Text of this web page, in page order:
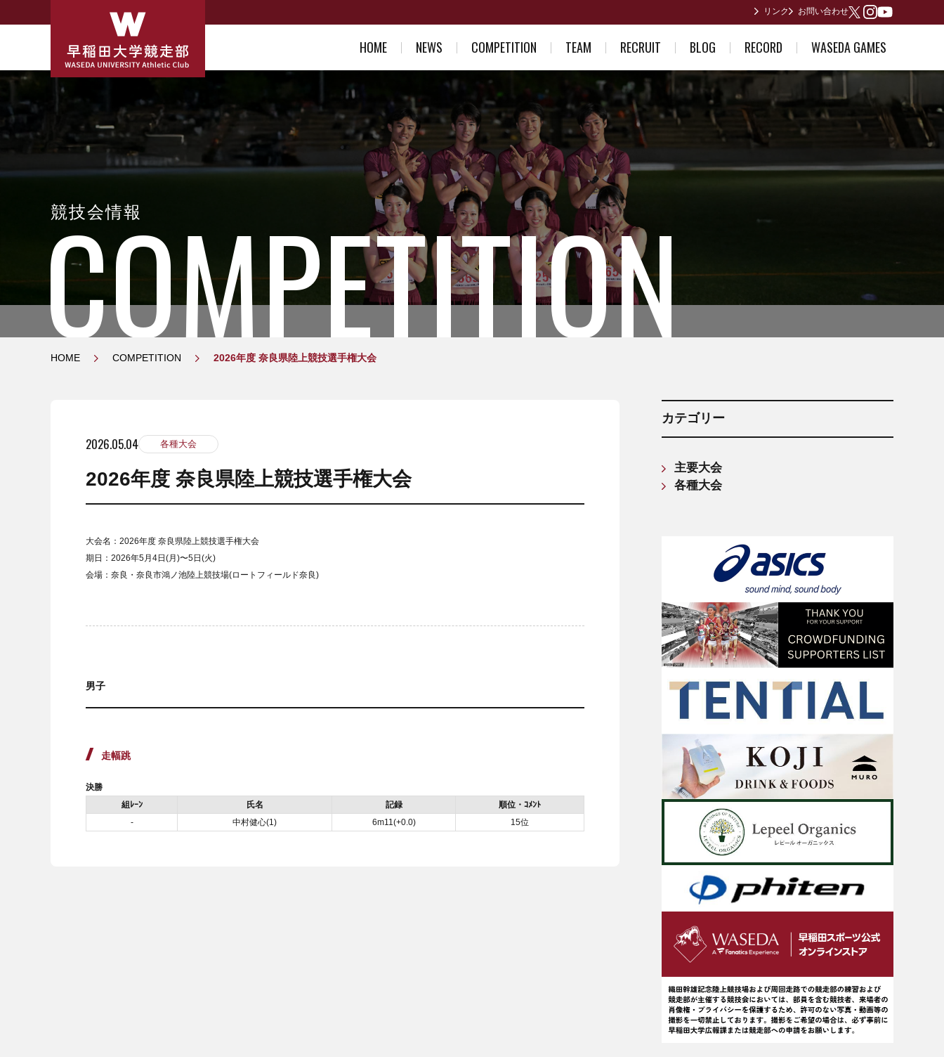
リンク
お問い合わせ
X
Instagram
Youtube
HOME NEWS COMPETITION
スケジュール一覧
結果一覧
TEAM
競走部部訓
選手紹介
スタッフ紹介
RECRUIT
入部を考えている方へ
競走部への誘い～合格体験記～
BLOG
部員日記
合宿所からありがとうございます
RECORD
男子歴代ランキング
女子歴代ランキング
早稲田が作った日本記録
関東インカレ優勝者
箱根駅伝記録(第41回〜第50回)
箱根駅伝記録(第71回〜第80回)
箱根駅伝記録(第101回〜第110回)
WASEDA GAMES
2026年度
2024年度
競技会情報
HOME COMPETITION 2026年度 奈良県陸上競技選手権大会
2026.05.04 各種大会
2026年度 奈良県陸上競技選手権大会
大会名：2026年度 奈良県陸上競技選手権大会
期日：2026年5月4日(月)〜5日(火)
会場：奈良・奈良市鴻ノ池陸上競技場(ロートフィールド奈良)
男子
走幅跳
決勝
組ﾚｰﾝ
氏名 記録
順位・ｺﾒﾝﾄ
-
中村健心(1) 6m11(+0.0) 15位
カテゴリー
主要大会
各種大会